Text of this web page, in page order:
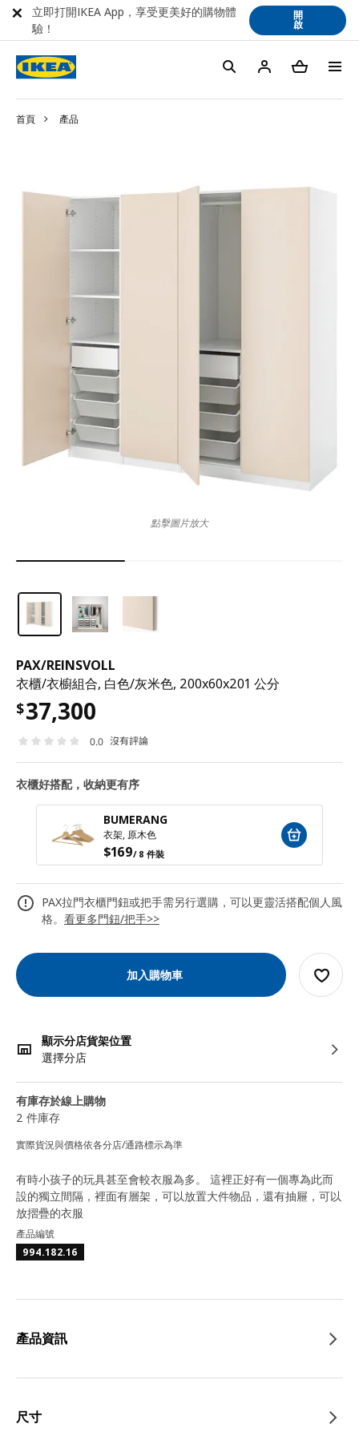
首頁 產品
PAX/REINSVOLL
衣櫃/衣櫥組合, 白色/灰米色, 200x60x201 公分
$37,300
0.0 沒有評論
衣櫃好搭配，收納更有序
BUMERANG
衣架, 原木色
$169/ 8 件裝
PAX拉門衣櫃門鈕或把手需另行選購，可以更靈活搭配個人風
格。 看更多門鈕/把手>>
加入購物車
顯示分店貨架位置
選擇分店
有庫存於線上購物
2 件庫存
實際貨況與價格依各分店/通路標示為準
點擊圖片放大
有時小孩子的玩具甚至會較衣服為多。 這裡正好有一個專為此而
設的獨立間隔，裡面有層架，可以放置大件物品，還有抽屜，可以
放摺疊的衣服
產品編號
994.182.16
產品資訊
尺寸
立即打開IKEA App，享受更美好的購物體
驗！
開
啟